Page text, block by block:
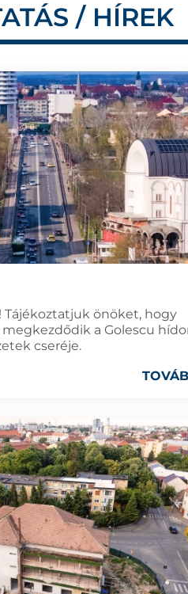
/ HÍREK
Tájékoztatjuk önöket, hogy
a Golescu
cseréje.